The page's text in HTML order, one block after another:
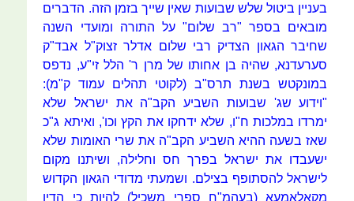
בעניין ביטול שלש שבועות שאין שייך בזמן הזה. הדברים
מובאים בספר "רב שלום" על התורה ומועדי השנה
שחיבר הגאון הצדיק רבי שלום אדלר זצוק"ל אבד"ק
סערעדנא, שהיה בן אחותו של מרן ר' הלל זי"ע, נדפס
במונקטש בשנת תרס"ב (לקוטי תהלים עמוד ק"מ):
"וידוע שג' שבועות השביע הקב"ה את ישראל שלא
ימרדו במלכות ח"ו, שלא ידחקו את הקץ וכו', ואיתא ג"כ
שאז בשעה ההיא השביע הקב"ה את שרי האומות שלא
ישעבדו את ישראל בפרך חס וחלילה, ושיתנו מקום
לישראל להסתופף בצילם. ושמעתי מדודי הגאון הקדוש
מקאלאמעא (בעהמ"ח ספרי משכיל) להיות כי הדין